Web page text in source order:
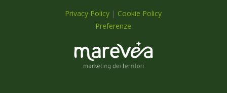
Privacy Policy | Cookie Policy
Preferenze